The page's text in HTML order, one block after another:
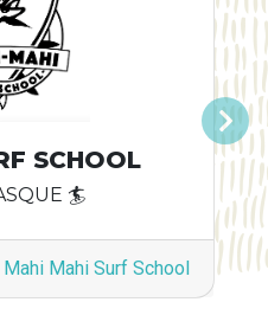
SCHOOL
🏄
Mahi Surf School
Suivant